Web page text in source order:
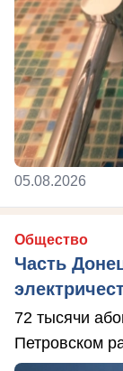
05.08.2026
Общество
Часть
72 тысячи
Петровском